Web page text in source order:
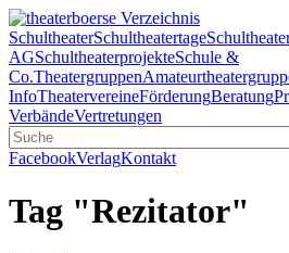
SchultheaterSchultheatertage
AGSchultheaterprojekteSchule &
Co.Theatergruppen
InfoTheatervereineFörderungBeratung
VerbändeVertretungen
FacebookVerlagKontakt
Tag "Rezitator"